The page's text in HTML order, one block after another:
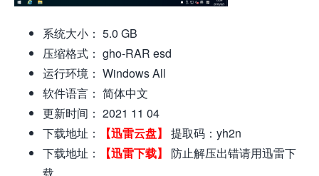
系统大小： 5.0 GB
压缩格式： gho-RAR esd
运行环境： Windows All
软件语言： 简体中文
更新时间： 2021 11 04
下载地址：
【迅雷云盘】 提取码：yh2n
下载地址：
【迅雷下载】
防止解压出错请用迅雷下